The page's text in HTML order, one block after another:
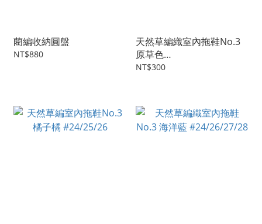
藺編收納圓盤
NT$880
天然草編織室內拖鞋No.3
原草色
#24/25/26/27/28/29
NT$300